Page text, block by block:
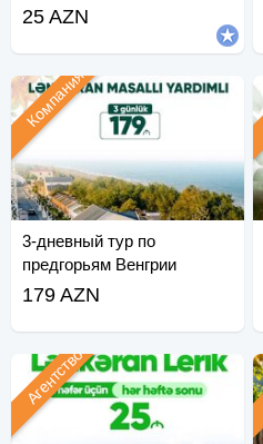
25 AZN
3-дневный тур по
предгорьям Венгрии
Компания
179 AZN
Агентство